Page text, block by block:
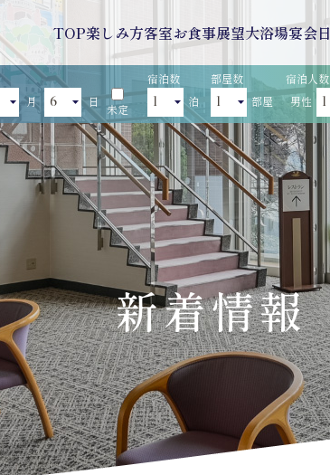
TOP楽しみ方客室お食事展望大浴場宴会
新着情報
月 日
未定
宿泊数
泊
部屋数
部屋
宿泊人数
男性